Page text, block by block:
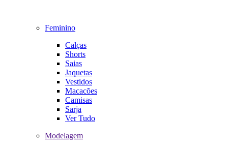
Feminino
Calças
Shorts
Saias
Jaquetas
Vestidos
Macacões
Camisas
Sarja
Ver Tudo
Modelagem